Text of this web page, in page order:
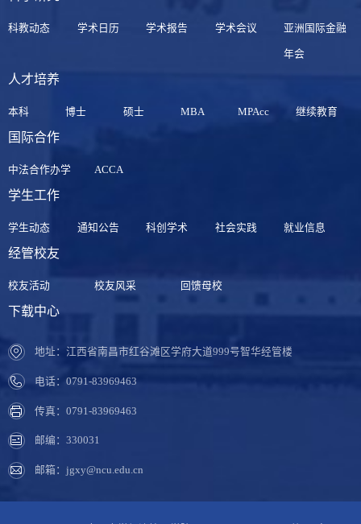
科教动态 学术日历 学术报告 学术会议 亚洲国际金融
年会
人才培养
本科 博士 硕士 MBA MPAcc 继续教育
国际合作
中法合作办学 ACCA
学生工作
学生动态 通知公告 科创学术 社会实践 就业信息
经管校友
校友活动 校友风采 回馈母校
下载中心
地址：江西省南昌市红谷滩区学府大道999号智华经管楼
电话：0791-83969463
传真：0791-83969463
邮编：330031
邮箱：jgxy@ncu.edu.cn